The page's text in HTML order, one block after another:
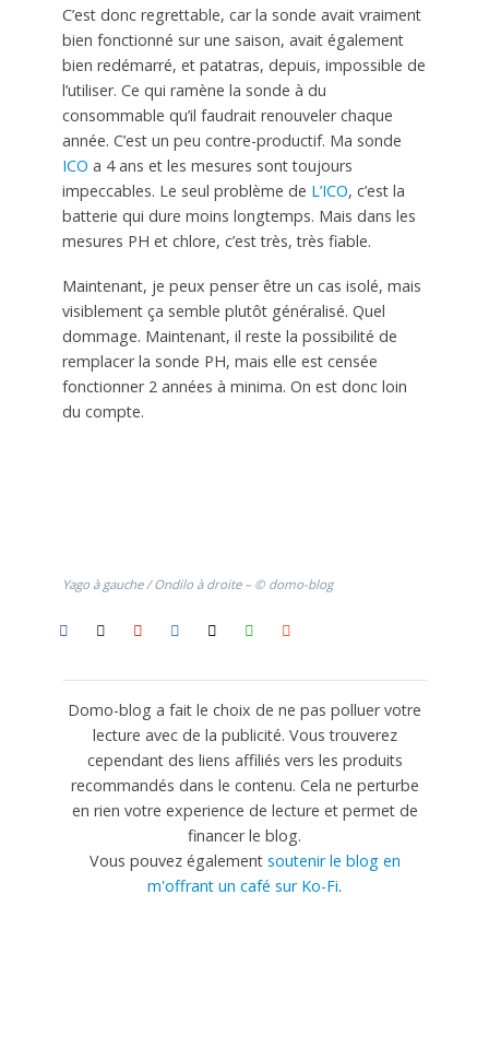
C’est donc regrettable, car la sonde avait vraiment
bien fonctionné sur une saison, avait également
bien redémarré, et patatras, depuis, impossible de
l’utiliser. Ce qui ramène la sonde à du
consommable qu’il faudrait renouveler chaque
année. C’est un peu contre-productif. Ma sonde
ICO a 4 ans et les mesures sont toujours
impeccables. Le seul problème de L’ICO, c’est la
batterie qui dure moins longtemps. Mais dans les
mesures PH et chlore, c’est très, très fiable.
Maintenant, je peux penser être un cas isolé, mais
visiblement ça semble plutôt généralisé. Quel
dommage. Maintenant, il reste la possibilité de
remplacer la sonde PH, mais elle est censée
fonctionner 2 années à minima. On est donc loin
du compte.
Yago à gauche / Ondilo à droite – © domo-blog
Domo-blog a fait le choix de ne pas polluer votre
lecture avec de la publicité. Vous trouverez
cependant des liens affiliés vers les produits
recommandés dans le contenu. Cela ne perturbe
en rien votre experience de lecture et permet de
financer le blog.
Vous pouvez également soutenir le blog en
m'offrant un café sur Ko-Fi.